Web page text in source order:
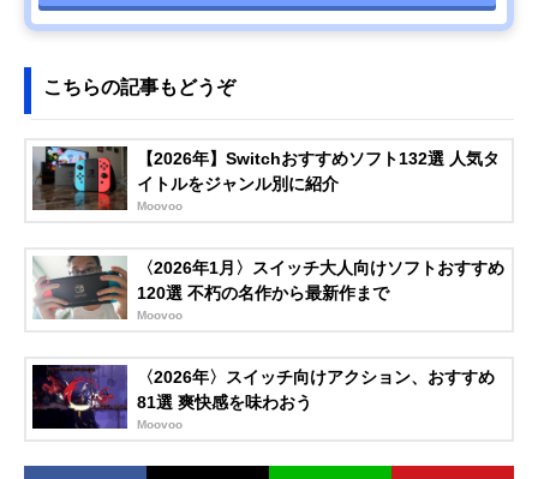
こちらの記事もどうぞ
【2026年】Switchおすすめソフト132選 人気タ
イトルをジャンル別に紹介
Moovoo
〈2026年1月〉スイッチ大人向けソフトおすすめ
120選 不朽の名作から最新作まで
Moovoo
〈2026年〉スイッチ向けアクション、おすすめ
81選 爽快感を味わおう
Moovoo